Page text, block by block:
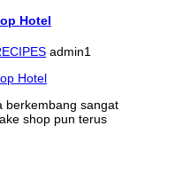
Hotel
admin1
berkembang sangat
shop pun terus